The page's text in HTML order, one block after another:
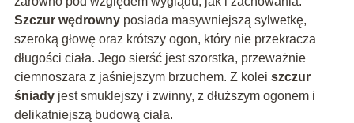
Szczur wędrownyposiada masywniejszą sylwetkę,
szeroką głowę oraz krótszy ogon, który nie przekracza
długości ciała. Jego sierść jest szorstka, przeważnie
ciemnoszara z jaśniejszym brzuchem. Z kolei szczur
śniadyjest smuklejszy i zwinny, z dłuższym ogonem i
delikatniejszą budową ciała.